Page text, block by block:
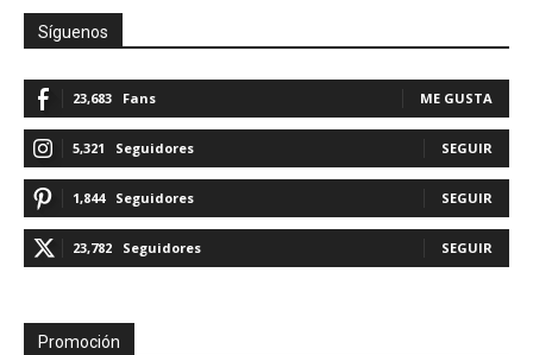
Síguenos
23,683 Fans ME GUSTA
5,321 Seguidores SEGUIR
1,844 Seguidores SEGUIR
23,782 Seguidores SEGUIR
Promoción